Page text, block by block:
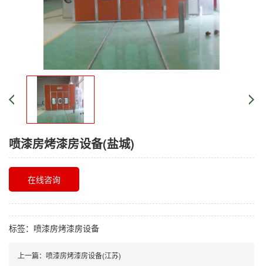
喷漆房烤漆房设备(盐城)
在线咨询
标签： 喷漆房烤漆房设备
上一篇：喷漆房烤漆房设备(江苏)